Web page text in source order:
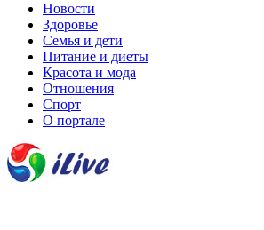
Новости
Здоровье
Семья и дети
Питание и диеты
Красота и мода
Отношения
Спорт
О портале